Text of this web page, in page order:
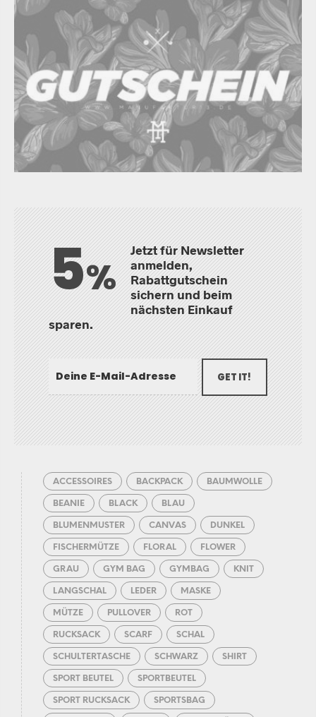
5%
Jetzt für Newsletter
anmelden,
Rabattgutschein
sichern und beim
nächsten Einkauf
sparen.
GET IT!
ACCESSOIRES BACKPACK BAUMWOLLE
BEANIE BLACK BLAU
BLUMENMUSTER CANVAS DUNKEL
FISCHERMÜTZE FLORAL FLOWER
GRAU GYM BAG GYMBAG KNIT
LANGSCHAL LEDER MASKE
MÜTZE PULLOVER ROT
RUCKSACK SCARF SCHAL
SCHULTERTASCHE SCHWARZ SHIRT
SPORT BEUTEL SPORTBEUTEL
SPORT RUCKSACK SPORTSBAG